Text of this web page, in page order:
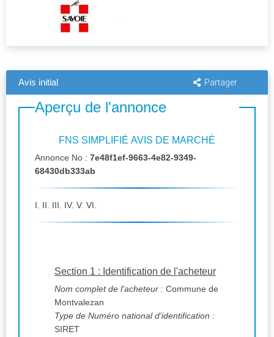
Avis initial Partager
Aperçu de l'annonce
FNS SIMPLIFIÉ AVIS DE MARCHÉ
Annonce No : 7e48f1ef-9663-4e82-9349-
68430db333ab
I. II. III. IV. V. VI.
Section 1 : Identification de l'acheteur
Nom complet de l'acheteur : Commune de
Montvalezan
Type de Numéro national d'identification :
SIRET